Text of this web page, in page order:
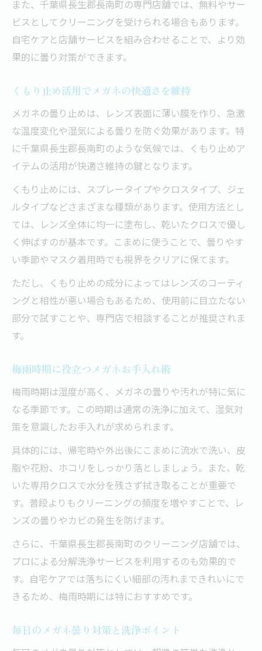
また、千葉県長生郡長南町の専門店舗では、無料やサー
ビスとしてクリーニングを受けられる場合もあります。
自宅ケアと店舗サービスを組み合わせることで、より効
果的に曇り対策ができます。
くもり止め活用でメガネの快適さを維持
メガネの曇り止めは、レンズ表面に薄い膜を作り、急激
な温度変化や湿気による曇りを防ぐ効果があります。特
に千葉県長生郡長南町のような気候では、くもり止めア
イテムの活用が快適さ維持の鍵となります。
くもり止めには、スプレータイプやクロスタイプ、ジェ
ルタイプなどさまざまな種類があります。使用方法とし
ては、レンズ全体に均一に塗布し、乾いたクロスで優し
く伸ばすのが基本です。こまめに使うことで、曇りやす
い季節やマスク着用時でも視界をクリアに保てます。
ただし、くもり止めの成分によってはレンズのコーティ
ングと相性が悪い場合もあるため、使用前に目立たない
部分で試すことや、専門店で相談することが推奨されま
す。
梅雨時期に役立つメガネお手入れ術
梅雨時期は湿度が高く、メガネの曇りや汚れが特に気に
なる季節です。この時期は通常の洗浄に加えて、湿気対
策を意識したお手入れが求められます。
具体的には、帰宅時や外出後にこまめに流水で洗い、皮
脂や花粉、ホコリをしっかり落としましょう。また、乾
いた専用クロスで水分を残さず拭き取ることが重要で
す。普段よりもクリーニングの頻度を増やすことで、レ
ンズの曇りやカビの発生を防げます。
さらに、千葉県長生郡長南町のクリーニング店舗では、
プロによる分解洗浄サービスを利用するのも効果的で
す。自宅ケアでは落ちにくい細部の汚れまできれいにで
きるため、梅雨時期には特におすすめです。
毎日のメガネ曇り対策と洗浄ポイント